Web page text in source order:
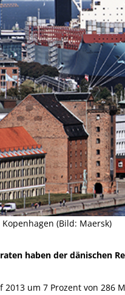
(Bild: Maersk)
haben der dänischen
2013 um 7 Prozent von 286